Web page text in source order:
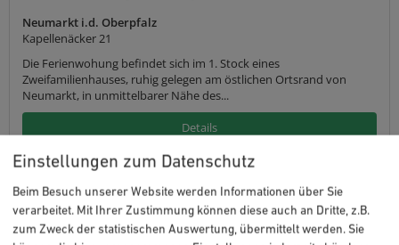
Neumarkt i.d. Oberpfalz
Kapellenäcker 21
Die Ferienwohung befindet sich im 1. Stock eines
Zweifamilienhauses, ruhig gelegen am östlichen Ortsrand von
Neumarkt, in unmittelbarer Nähe des...
Details
Einstellungen zum Datenschutz
Beim Besuch unserer Website werden Informationen über Sie
verarbeitet. Mit Ihrer Zustimmung können diese auch an Dritte, z.B.
zum Zweck der statistischen Auswertung, übermittelt werden. Sie